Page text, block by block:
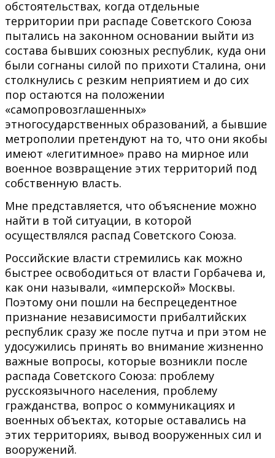
обстоятельствах, когда отдельные
территории при распаде Советского Союза
пытались на законном основании выйти из
состава бывших союзных республик, куда они
были согнаны силой по прихоти Сталина, они
столкнулись с резким неприятием и до сих
пор остаются на положении
«самопровозглашенных»
этногосударственных образований, а бывшие
метрополии претендуют на то, что они якобы
имеют «легитимное» право на мирное или
военное возвращение этих территорий под
собственную власть.
Мне представляется, что объяснение можно
найти в той ситуации, в которой
осуществлялся распад Советского Союза.
Российские власти стремились как можно
быстрее освободиться от власти Горбачева и,
как они называли, «имперской» Москвы.
Поэтому они пошли на беспрецедентное
признание независимости прибалтийских
республик сразу же после путча и при этом не
удосужились принять во внимание жизненно
важные вопросы, которые возникли после
распада Советского Союза: проблему
русскоязычного населения, проблему
гражданства, вопрос о коммуникациях и
военных объектах, которые оставались на
этих территориях, вывод вооруженных сил и
вооружений.